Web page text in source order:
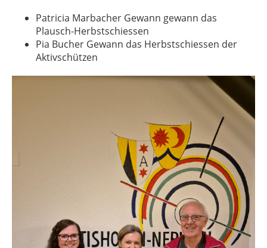
Patricia Marbacher Gewann gewann das
Plausch-Herbstschiessen
Pia Bucher Gewann das Herbstschiessen der
Aktivschützen